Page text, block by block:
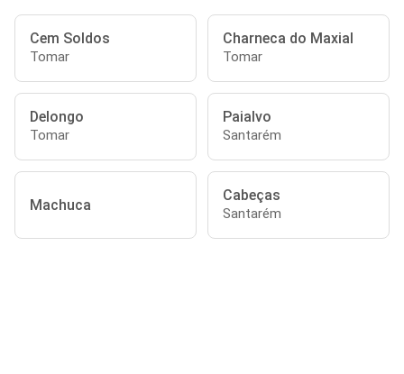
Cem Soldos
Tomar
Charneca do Maxial
Tomar
Delongo
Tomar
Paialvo
Santarém
Machuca
Cabeças
Santarém